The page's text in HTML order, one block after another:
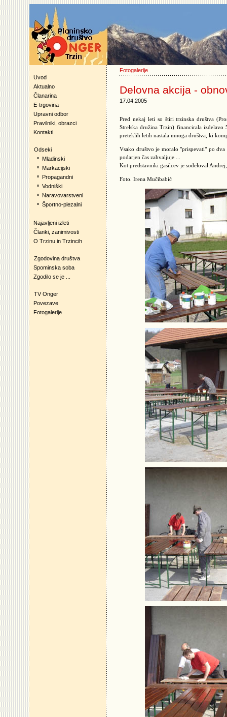
Uvod
Aktualno
Članarina
E-trgovina
Upravni odbor
Pravilniki, obrazci
Kontakti
Odseki
Mladinski
Markacijski
Propagandni
Vodniški
Naravovarstveni
Športno-plezalni
Najavljeni izleti
Članki, zanimivosti
O Trzinu in Trzincih
Zgodovina društva
Spominska soba
Zgodilo se je ...
TV Onger
Povezave
Fotogalerije
Fotogalerije
Delovna akcija -
17.04.2005
Pred nekaj leti so štiri trzinska društva
Strelska družina Trzin) financirala
preteklih letih nastala mnoga društva, ki
Vsako društvo je moralo "prispevati" po dva
podarjen čas zahvaljuje ...
Kot predstavniki gasilcev je sodeloval
Foto. Irena Mučibabić